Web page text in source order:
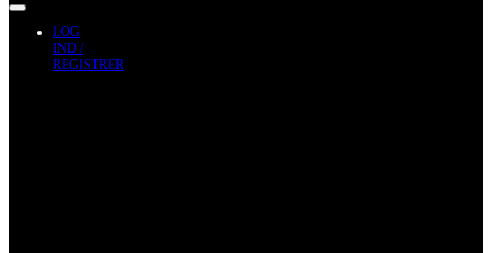
LOG
IND /
REGISTRER